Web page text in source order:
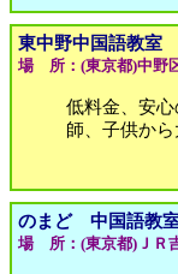
東中野中国語教室
場 所：(東京都)中野
低料金、安
師、子供か
のまど 中国語教
場 所：(東京都)ＪＲ